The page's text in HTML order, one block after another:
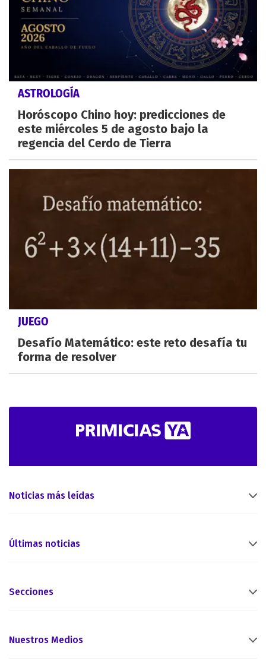
ASTROLOGÍA
Horóscopo Chino hoy: predicciones de
este miércoles 5 de agosto bajo la
regencia del Cerdo de Tierra
JUEGO
Desafío Matemático: este reto desafía tu
forma de resolver
Noticias más leídas
Últimas noticias
Secciones
Nuestros Medios